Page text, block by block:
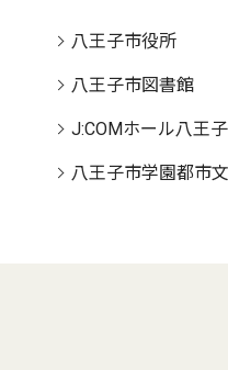
八王子市役所
八王子市図書館
J:COMホール八王
八王子市学園都市